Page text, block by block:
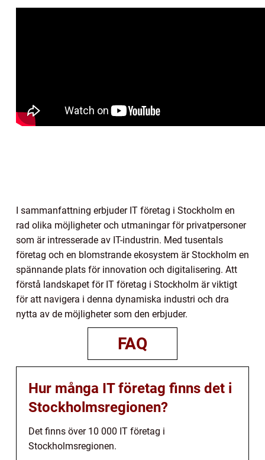
I sammanfattning erbjuder IT företag i Stockholm en
rad olika möjligheter och utmaningar för privatpersoner
som är intresserade av IT-industrin. Med tusentals
företag och en blomstrande ekosystem är Stockholm en
spännande plats för innovation och digitalisering. Att
förstå landskapet för IT företag i Stockholm är viktigt
för att navigera i denna dynamiska industri och dra
nytta av de möjligheter som den erbjuder.
FAQ
Hur många IT företag finns det i
Stockholmsregionen?
Det finns över 10 000 IT företag i
Stockholmsregionen.